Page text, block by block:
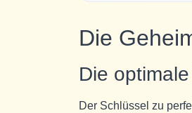
Die
Die
Der Schlüssel zu